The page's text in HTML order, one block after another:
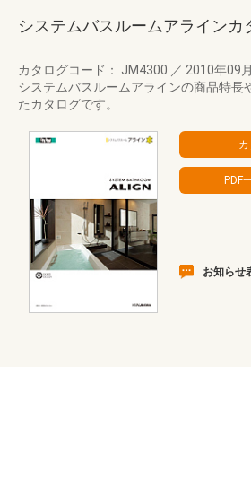
システムバスルームアラインカ
カタログコード： JM4300 ／ 2010年09月
システムバスルームアラインの商品特長
たカタログです。
お知らせ